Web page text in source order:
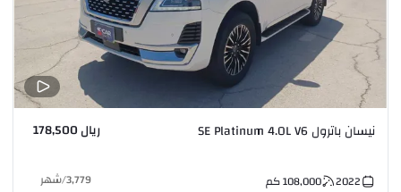
نيسان باترول SE Platinum 4.0L V6 ريال 178,500
2022
108,000كم 3,779
/شهر